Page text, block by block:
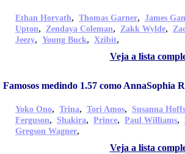
Ethan Horvath, Thomas Garner, James
Upton, Zendaya Coleman, Zakk Wylde,
Jeezy, Young Buck, Xzibit,
Veja a lista
Famosos medindo 1.57 como AnnaSophia
Yoko Ono, Trina, Tori Amos, Susanna Hoffs
Ferguson, Shakira, Prince, Paul Williams,
Gregson Wagner,
Veja a lista